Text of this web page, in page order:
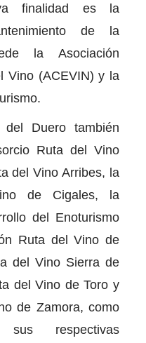
finalidad es la
de la
la Asociación
Vino (ACEVIN) y la
Duero también
Ruta del Vino
del Vino Arribes, la
de Cigales, la
del Enoturismo
Ruta del Vino de
del Vino Sierra de
del Vino de Toro y
de Zamora, como
respectivas